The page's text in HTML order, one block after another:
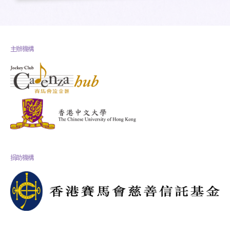
主辦機構
捐助機構